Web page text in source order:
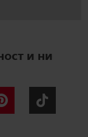
и ни
Pinterest